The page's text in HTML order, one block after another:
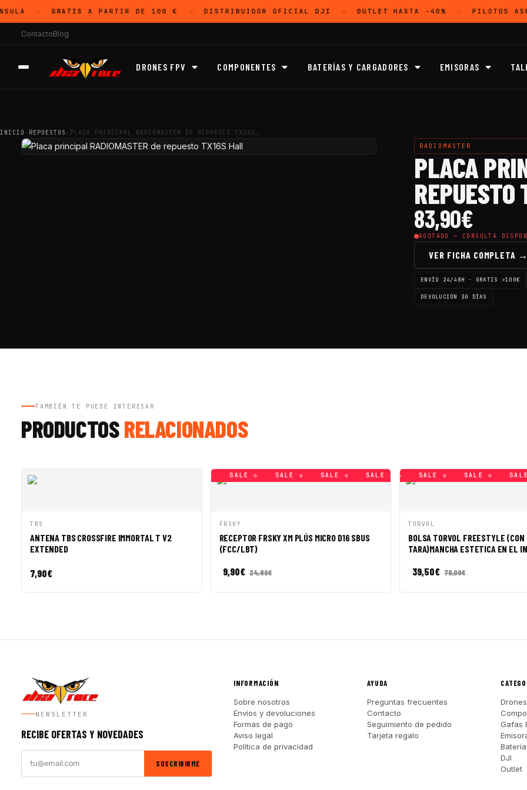
GRATISA PARTIR DE 100 € DISTRIBUIDOR OFICIAL DJI OUTLET HASTA -40% PILOTOS
ContactoBlog
DRONES FPV COMPONENTES BATERÍAS Y CARGADORES EMISORAS
INICIO · REPUESTOS · PLACA PRINCIPAL RADIOMASTER DE REPUESTO TX16S…
RADIOMASTER
PLACA
83,90€
AGOTADO — CONSULTA
VER FICHA COMPLETA →
ENVÍO 24/48H · GRATIS >100€
DEVOLUCIÓN 30 DÍAS
TAMBIÉN TE PUEDE INTERESAR
PRODUCTOSRELACIONADOS
VISTA RÁPIDA
TBS
ANTENA TBS CROSSFIRE IMMORTAL T V2
EXTENDED
7,90€
SALE ◇ SALE ◇ SALE ◇ SALE ◇ SALE ◇ SALE ◇ SALE ◇
VISTA RÁPIDA
FRSKY
RECEPTOR FRSKY XM PLÚS MICRO D16 SBUS
(FCC/LBT)
9,90€ 24,90€
SALE ◇ SALE ◇ SALE ◇ SALE ◇ SALE ◇ SALE ◇ SALE ◇
VISTA RÁPIDA
TORVOL
BOLSA TORVOL FREESTYLE (CON
TARA)MANCHA ESTETICA EN EL
39,50€ 79,00€
NEWSLETTER
RECIBE OFERTAS Y NOVEDADES
SUSCRIBIRME
INFORMACIÓN
Sobre nosotros
Envíos y devoluciones
Formas de pago
Aviso legal
Política de privacidad
AYUDA
Preguntas frecuentes
Contacto
Seguimiento de pedido
Tarjeta regalo
Gafas
DJI
Outlet